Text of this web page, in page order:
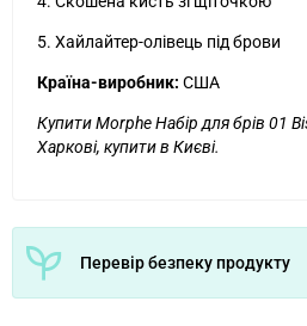
5. Хайлайтер-олівець під брови
Країна-виробник: США
Купити Morphe Набір для брів 01
Харкові, купити в Києві.
Перевір безпеку продукту